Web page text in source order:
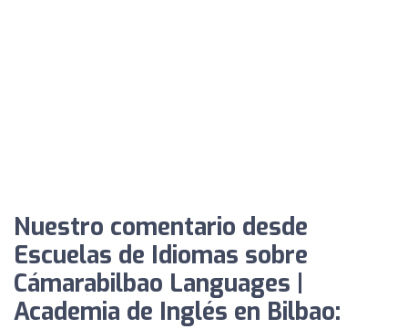
Nuestro comentario desde
Escuelas de Idiomas sobre
Cámarabilbao Languages |
Academia de Inglés en Bilbao: